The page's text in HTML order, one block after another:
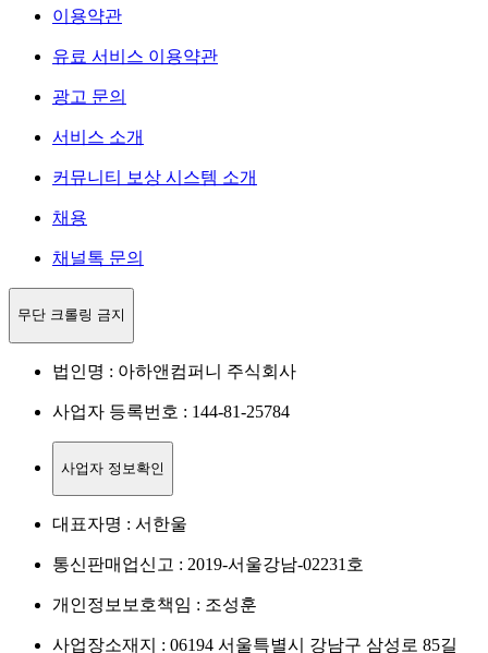
이용약관
유료 서비스 이용약관
광고 문의
서비스 소개
커뮤니티 보상 시스템 소개
채용
채널톡 문의
무단 크롤링 금지
법인명 : 아하앤컴퍼니 주식회사
사업자 등록번호 : 144-81-25784
사업자 정보확인
대표자명 : 서한울
통신판매업신고 : 2019-서울강남-02231호
개인정보보호책임 : 조성훈
사업장소재지 : 06194 서울특별시 강남구 삼성로 85길